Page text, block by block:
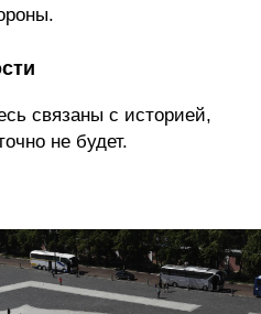
связаны с историей,
не будет.